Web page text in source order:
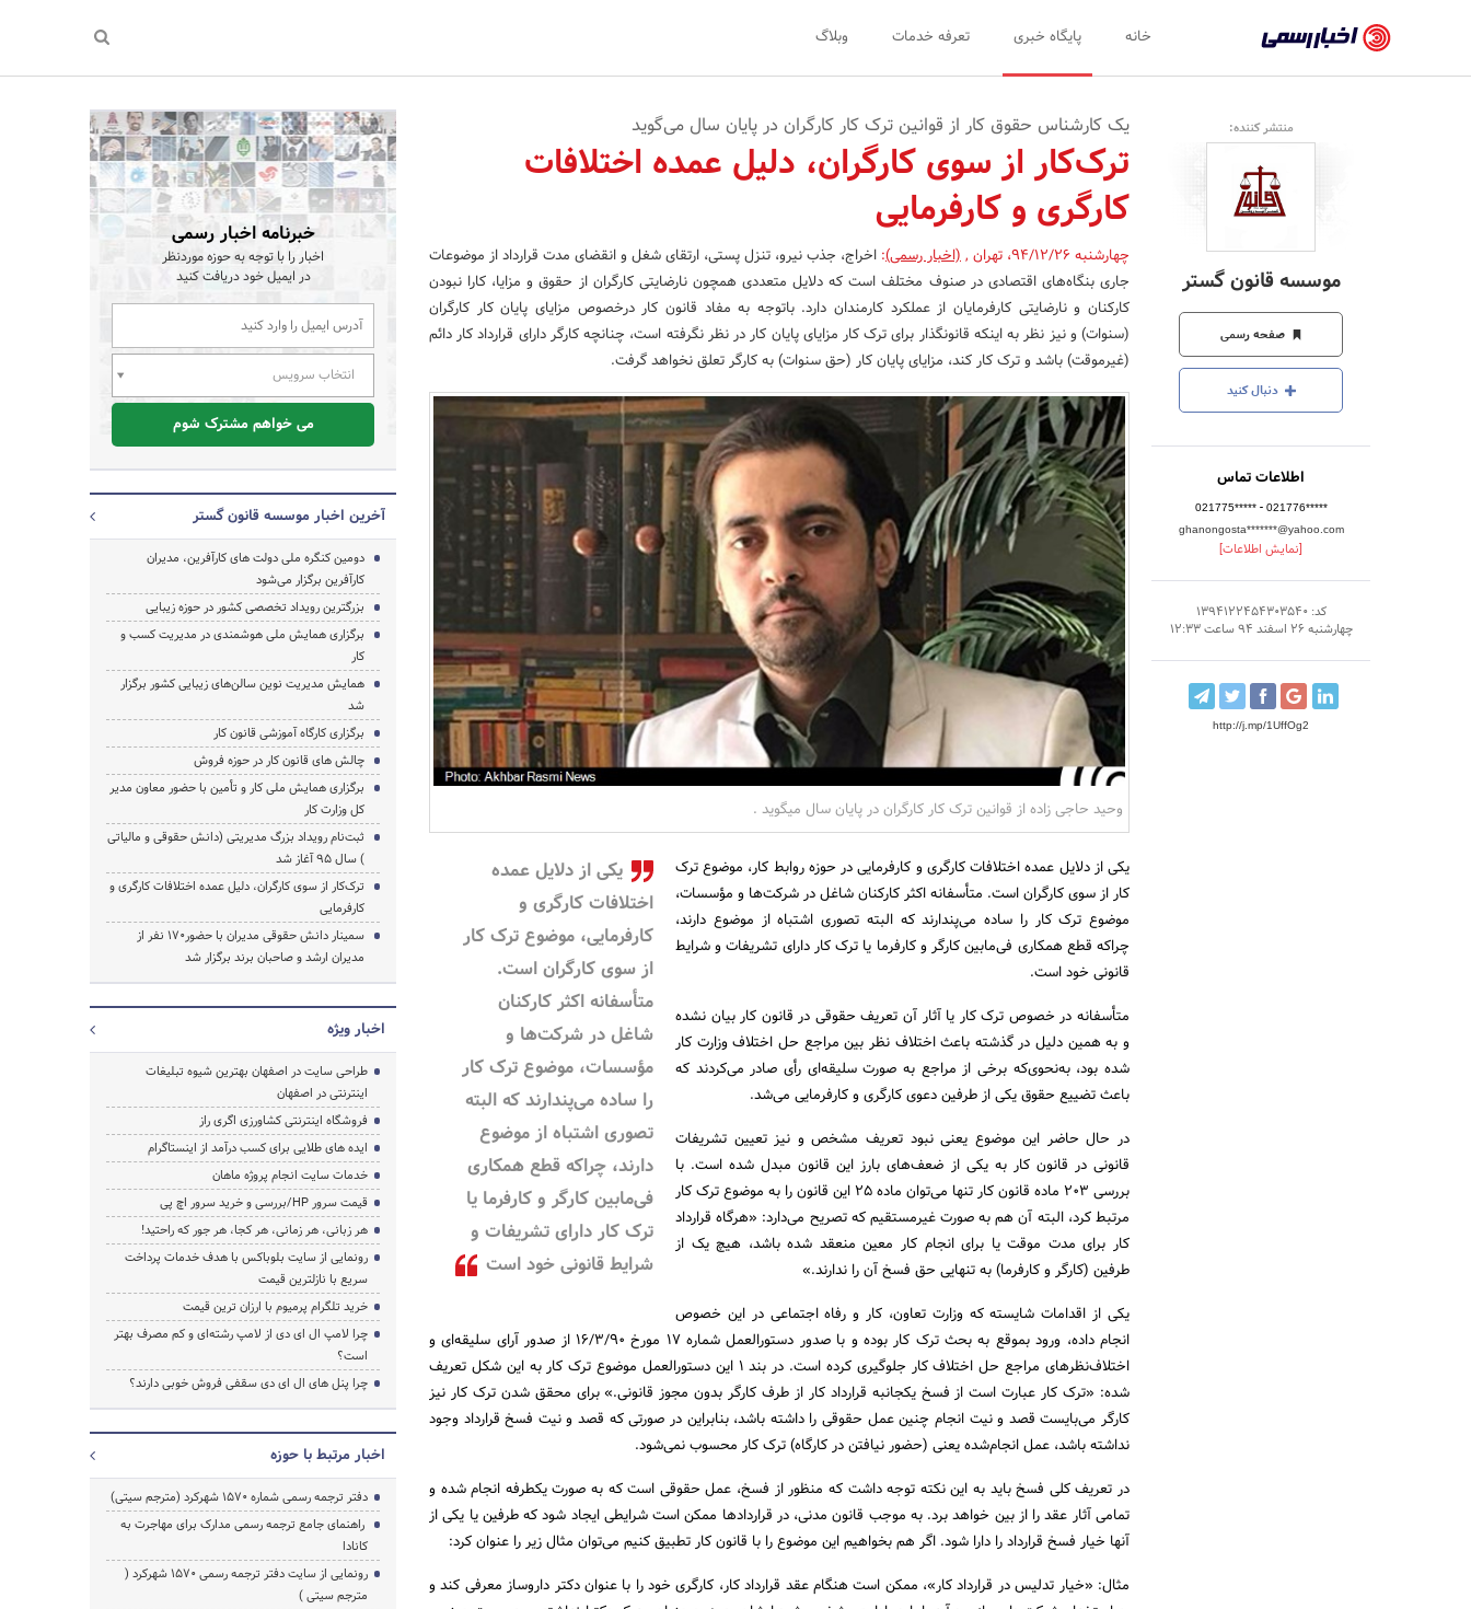
رسمی
-
اخبار
تایید
شده
شرکت‌ها،
سازمان‌ها
و
روابط
عمومی‌ها
خانه پایگاه خبری تعرفه خدمات وبلاگ
منتشر کننده:
موسسه قانون گستر
صفحه رسمی
دنبال کنید
اطلاعات تماس
021775***** - 021776*****
ghanongosta*******@yahoo.com
[نمایش اطلاعات]
کد: 1394122454303540
چهارشنبه 26 اسفند 94 ساعت 12:33
http://j.mp/1UffOg2
یک کارشناس حقوق کار از قوانین ترک کار کارگران در پایان سال می‌گوید
ترک‌کار از سوی کارگران، دلیل عمده اختلافات
کارگری و کارفرمایی
چهارشنبه 94/12/26 ، تهران ,(اخبار رسمی): اخراج، جذب نیرو، تنزل پستی، ارتقای شغل و انقضای مدت قرارداد از موضوعات
جاری بنگاه‌های اقتصادی در صنوف مختلف است که دلایل متعددی همچون نارضایتی کارگران از حقوق و مزایا، کارا نبودن
کارکنان و نارضایتی کارفرمایان از عملکرد کارمندان دارد. باتوجه به مفاد قانون کار درخصوص مزایای پایان کار کارگران
(سنوات) و نیز نظر به اینکه قانونگذار برای ترک کار مزایای پایان کار در نظر نگرفته است، چنانچه کارگر دارای قرارداد کار دائم
(غیرموقت) باشد و ترک کار کند، مزایای پایان کار (حق سنوات) به کارگر تعلق نخواهد گرفت.
وحید حاجی زاده از قوانین ترک کار کارگران در پایان سال میگوید .
یکی از دلایل عمده
اختلافات کارگری و
کارفرمایی، موضوع ترک کار
از سوی کارگران است.
متأسفانه اکثر کارکنان
شاغل در شرکت‌ها و
مؤسسات، موضوع ترک کار
را ساده می‌پندارند که البته
تصوری اشتباه از موضوع
دارند، چراکه قطع همکاری
فی‌مابین کارگر و کارفرما یا
ترک کار دارای تشریفات و
شرایط قانونی خود است
یکی از دلایل عمده اختلافات کارگری و کارفرمایی در حوزه روابط کار، موضوع ترک
کار از سوی کارگران است. متأسفانه اکثر کارکنان شاغل در شرکت‌ها و مؤسسات،
موضوع ترک کار را ساده می‌پندارند که البته تصوری اشتباه از موضوع دارند،
چراکه قطع همکاری فی‌مابین کارگر و کارفرما یا ترک کار دارای تشریفات و شرایط
قانونی خود است.
متأسفانه در خصوص ترک کار یا آثار آن تعریف حقوقی در قانون کار بیان نشده
و به همین دلیل در گذشته باعث اختلاف نظر بین مراجع حل اختلاف وزارت کار
شده بود، به‌نحوی‌که برخی از مراجع به صورت سلیقه‌ای رأی صادر می‌کردند که
باعث تضییع حقوق یکی از طرفین دعوی کارگری و کارفرمایی می‌شد.
در حال حاضر این موضوع یعنی نبود تعریف مشخص و نیز تعیین تشریفات
قانونی در قانون کار به یکی از ضعف‌های بارز این قانون مبدل شده است. با
بررسی 203 ماده قانون کار تنها می‌توان ماده 25 این قانون را به موضوع ترک کار
مرتبط کرد، البته آن هم به صورت غیرمستقیم که تصریح می‌دارد: «هرگاه قرارداد
کار برای مدت موقت یا برای انجام کار معین منعقد شده باشد، هیچ یک از
طرفین (کارگر و کارفرما) به تنهایی حق فسخ آن را ندارند.»
یکی از اقدامات شایسته که وزارت تعاون، کار و رفاه اجتماعی در این خصوص
انجام داده، ورود بموقع به بحث ترک کار بوده و با صدور دستورالعمل شماره 17 مورخ 16/3/90 از صدور آرای سلیقه‌ای و
اختلاف‌نظرهای مراجع حل اختلاف کار جلوگیری کرده است. در بند 1 این دستورالعمل موضوع ترک کار به این شکل تعریف
شده: «ترک کار عبارت است از فسخ یکجانبه قرارداد کار از طرف کارگر بدون مجوز قانونی.» برای محقق شدن ترک کار نیز
کارگر می‌بایست قصد و نیت انجام چنین عمل حقوقی را داشته باشد، بنابراین در صورتی که قصد و نیت فسخ قرارداد وجود
نداشته باشد، عمل انجام‌شده یعنی (حضور نیافتن در کارگاه) ترک کار محسوب نمی‌شود.
در تعریف کلی فسخ باید به این نکته توجه داشت که منظور از فسخ، عمل حقوقی است که به صورت یکطرفه انجام شده و
تمامی آثار عقد را از بین خواهد برد. به موجب قانون مدنی، در قراردادها ممکن است شرایطی ایجاد شود که طرفین یا یکی از
آنها خیار فسخ قرارداد را دارا شود. اگر هم بخواهیم این موضوع را با قانون کار تطبیق کنیم می‌توان مثال زیر را عنوان کرد:
مثال: «خیار تدلیس در قرارداد کار»، ممکن است هنگام عقد قرارداد کار، کارگری خود را با عنوان دکتر داروساز معرفی کند و
خبرنامه اخبار رسمی
اخبار را با توجه به حوزه موردنظر
در ایمیل خود دریافت کنید
انتخاب سرویس
می خواهم مشترک شوم
آخرین اخبار موسسه قانون گستر
دومین کنگره ملی دولت های کارآفرین، مدیران
کارآفرین برگزار می‌شود
بزرگترین رویداد تخصصی کشور در حوزه زیبایی
برگزاری همایش ملی هوشمندی در مدیریت کسب و
کار
همایش مدیریت نوین سالن‌های زیبایی کشور برگزار
شد
برگزاری کارگاه آموزشی قانون کار
چالش های قانون کار در حوزه فروش
برگزاری همایش ملی کار و تأمین با حضور معاون مدیر
کل وزارت کار
ثبت‌نام رویداد بزرگ مدیریتی (دانش حقوقی و مالیاتی
) سال 95 آغاز شد
ترک‌کار از سوی کارگران، دلیل عمده اختلافات کارگری و
کارفرمایی
سمینار دانش حقوقی مدیران با حضور170 نفر از
مدیران ارشد و صاحبان برند برگزار شد
اخبار ویژه
طراحی سایت در اصفهان بهترین شیوه تبلیغات
اینترنتی در اصفهان
فروشگاه اینترنتی کشاورزی اگری راز
ایده های طلایی برای کسب درآمد از اینستاگرام
خدمات سایت انجام پروژه ماهان
قیمت سرور HP/بررسی و خرید سرور اچ پی
هر زبانی، هر زمانی، هر کجا، هر جور که راحتید!
رونمایی از سایت بلوباکس با هدف خدمات پرداخت
سریع با نازلترین قیمت
خرید تلگرام پرمیوم با ارزان ترین قیمت
چرا لامپ ال ای دی از لامپ رشته‌ای و کم مصرف بهتر
است؟
چرا پنل های ال ای دی سقفی فروش خوبی دارند؟
اخبار مرتبط با حوزه
دفتر ترجمه رسمی شماره ۱۵۷۰ شهرکرد (مترجم سیتی)
راهنمای جامع ترجمه رسمی مدارک برای مهاجرت به
کانادا
رونمایی از سایت دفتر ترجمه رسمی 1570 شهرکرد (
مترجم سیتی )